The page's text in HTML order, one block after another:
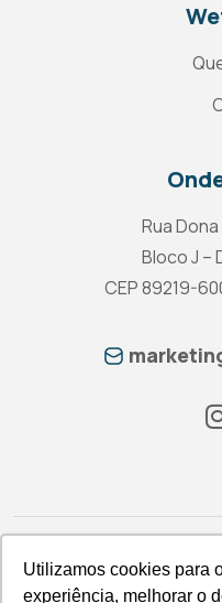
Utilizamos cookies para
experiência, melhorar o
Utilizamos cookies para
experiência, melhorar o
Rua
Bloco J –
CEP 89219-